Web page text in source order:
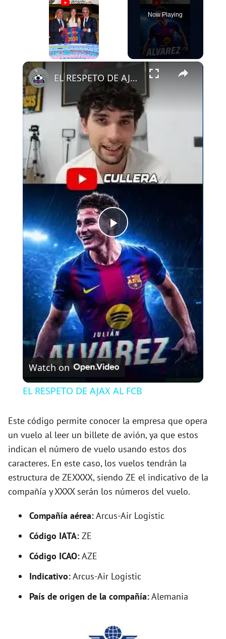
Now Playing
×
P
l
a
y
V
i
d
e
o
EL RESPETO DE AJAX AL FCB
Watch on
EL RESPETO DE AJAX AL FCB
Este código permite conocer la empresa que opera
un vuelo al leer un billete de avión, ya que estos
indican el número de vuelo usando estos dos
caracteres. En este caso, los vuelos tendrán la
estructura de ZEXXXX, siendo ZE el indicativo de la
compañía y XXXX serán los números del vuelo.
Compañía aérea:Arcus-Air Logistic
Código IATA: ZE
Código ICAO:AZE
Indicativo:Arcus-Air Logistic
País de origen de la compañía:Alemania